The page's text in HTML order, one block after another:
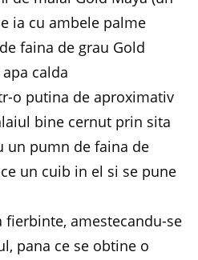
ia cu ambele palme
faina de grau Gold
calda
o putina de aproximativ
bine cernut prin sita
un pumn de faina de
un cuib in el si se pune
fierbinte, amestecandu-se
pana ce se obtine o